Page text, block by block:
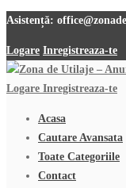
Asistență:
Logare Inregistreaza-te
Logare Inregistreaza-te
Acasa
Cautare Avansata
Toate Categoriile
Contact